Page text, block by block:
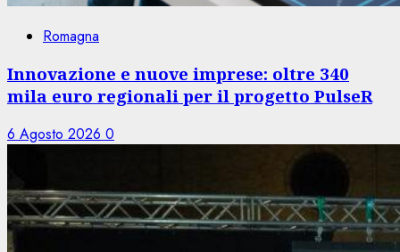
Romagna
Innovazione e nuove imprese: oltre 340
mila euro regionali per il progetto PulseR
6 Agosto 2026 0